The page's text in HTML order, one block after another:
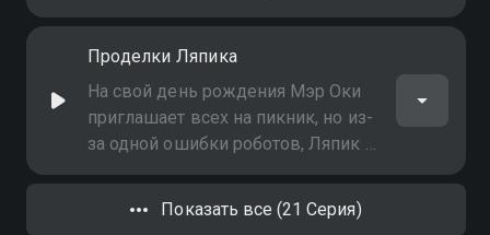
встречает Ляпика и его друзей.
как удивительно устроены кости
Проделки Ляпика
На свой день рождения Мэр Оки
приглашает всех на пикник, но из-
за одной ошибки роботов, Ляпик и
его друзья резко уменьшаются и
оказываются в муравейнике!
Показать все (21 Серия)